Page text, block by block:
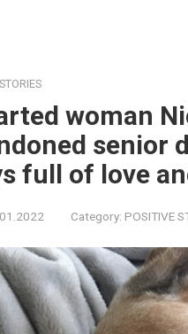
woman
senior
full of love
Category: POSITIVE